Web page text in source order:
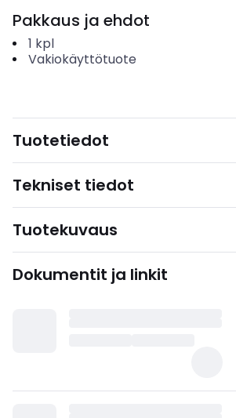
Pakkaus ja ehdot
1 kpl
Vakiokäyttötuote
Tuotetiedot
Tekniset tiedot
Tuotekuvaus
Dokumentit ja linkit